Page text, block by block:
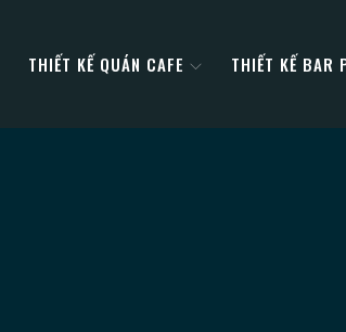
THIẾT KẾ QUÁN CAFE THIẾT KẾ BAR